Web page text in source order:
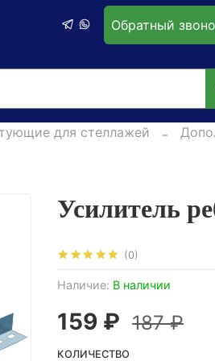
Обратный
для стеллажей
(0)
Наличие: В наличии
Усилитель
159 ₽ 187 ₽
КОЛИЧЕСТВО